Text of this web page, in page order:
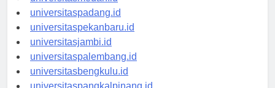
universitasmedan.id
universitaspadang.id
universitaspekanbaru.id
universitasjambi.id
universitaspalembang.id
universitasbengkulu.id